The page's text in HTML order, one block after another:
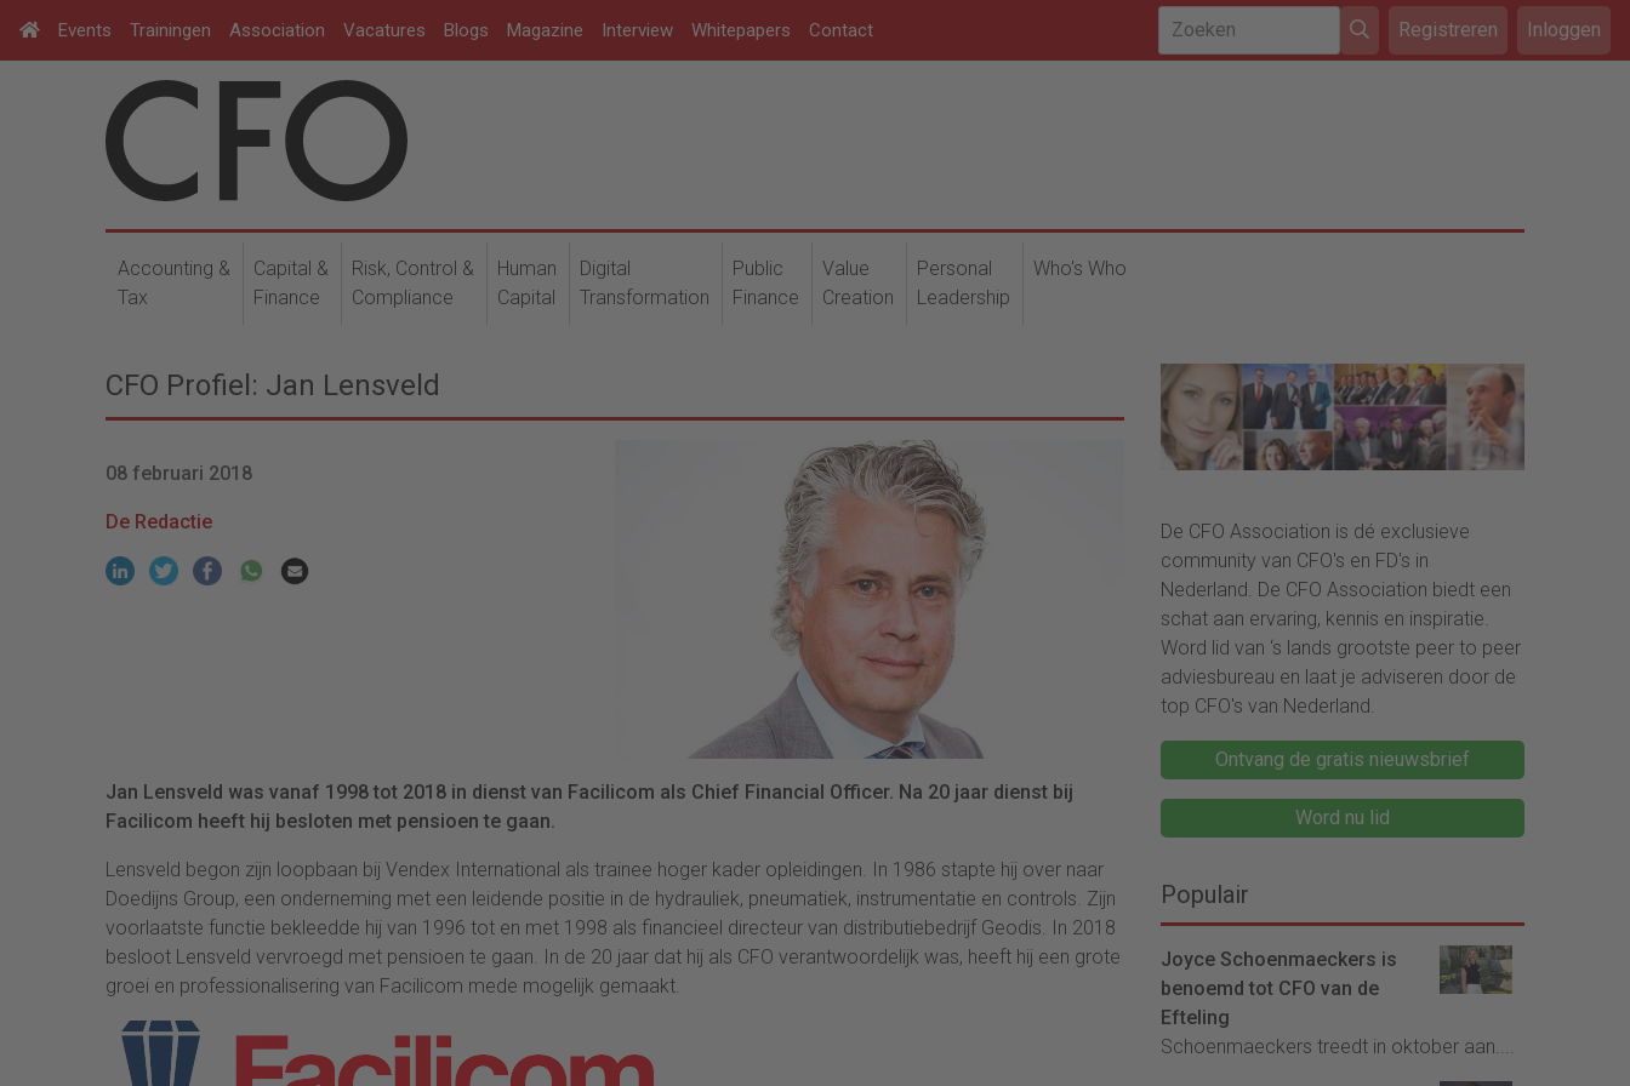
Events Trainingen Association Vacatures Blogs Magazine Interview Whitepapers Contact Registreren Inloggen
Accounting &
Tax
Capital &
Finance
Risk, Control &
Compliance
Human
Capital
Digital
Transformation
Public
Finance
Value
Creation
Personal
Leadership
Who's Who
CFO Profiel: Jan Lensveld
08 februari 2018
De Redactie
Jan Lensveld was vanaf 1998 tot 2018 in dienst van Facilicom als Chief Financial Officer. Na 20 jaar dienst bij
Facilicom heeft hij besloten met pensioen te gaan.
Lensveld begon zijn loopbaan bij Vendex International als trainee hoger kader opleidingen. In 1986 stapte hij over naar
Doedijns Group, een onderneming met een leidende positie in de hydrauliek, pneumatiek, instrumentatie en controls. Zijn
voorlaatste functie bekleedde hij van 1996 tot en met 1998 als financieel directeur van distributiebedrijf Geodis. In 2018
besloot Lensveld vervroegd met pensioen te gaan. In de 20 jaar dat hij als CFO verantwoordelijk was, heeft hij een grote
groei en professionalisering van Facilicom mede mogelijk gemaakt.
De CFO Association is dé exclusieve
community van CFO's en FD's in
Nederland. De CFO Association biedt een
schat aan ervaring, kennis en inspiratie.
Word lid van ‘s lands grootste peer to peer
adviesbureau en laat je adviseren door de
top CFO's van Nederland.
Ontvang de gratis nieuwsbrief
Word nu lid
Populair
Joyce Schoenmaeckers is
benoemd tot CFO van de
Efteling
Schoenmaeckers treedt in oktober aan....